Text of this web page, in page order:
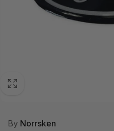
By Norrsken